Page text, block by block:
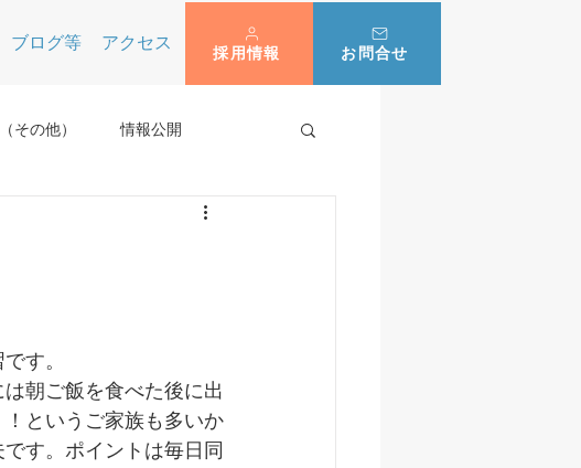
ブログ等 アクセス
採用情報 お問合せ
その他） 情報公開
す。
朝ご飯を食べた後に出
というご家族も多いか
す。ポイントは毎日同